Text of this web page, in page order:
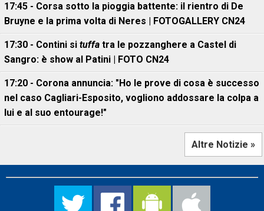
17:45 - Corsa sotto la pioggia battente: il rientro di De
Bruyne e la prima volta di Neres | FOTOGALLERY CN24
17:30 - Contini si tuffa tra le pozzanghere a Castel di
Sangro: è show al Patini | FOTO CN24
17:20 - Corona annuncia: "Ho le prove di cosa è successo
nel caso Cagliari-Esposito, vogliono addossare la colpa a
lui e al suo entourage!"
Altre Notizie »